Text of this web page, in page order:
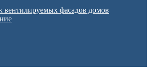
фасадов домов